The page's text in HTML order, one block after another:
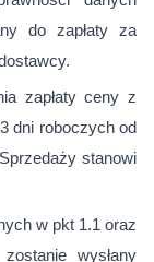
do zapłaty za
zapłaty ceny z
dni roboczych od
stanowi
w pkt 1.1 oraz
wysłany